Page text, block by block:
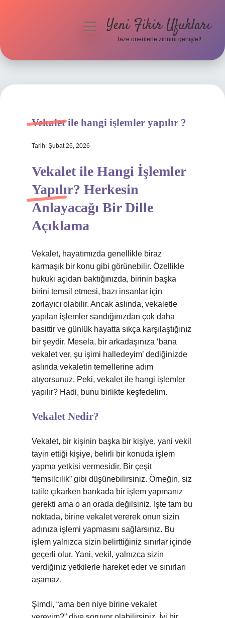
Hakkımızda
menüyüYeni Fikir Ufukları
Taze önerilerle zihnini genişlet!
Vekalet ile hangi işlemler yapılır ?
Tarih: Şubat 26, 2026
Vekalet ile Hangi İşlemler
Yapılır? Herkesin
Anlayacağı Bir Dille
Açıklama
Vekalet, hayatımızda genellikle biraz
karmaşık bir konu gibi görünebilir. Özellikle
hukuki açıdan baktığınızda, birinin başka
birini temsil etmesi, bazı insanlar için
zorlayıcı olabilir. Ancak aslında, vekaletle
yapılan işlemler sandığınızdan çok daha
basittir ve günlük hayatta sıkça karşılaştığınız
bir şeydir. Mesela, bir arkadaşınıza ‘bana
vekalet ver, şu işimi halledeyim’ dediğinizde
aslında vekaletin temellerine adım
atıyorsunuz. Peki, vekalet ile hangi işlemler
yapılır? Hadi, bunu birlikte keşfedelim.
Vekalet Nedir?
Vekalet, bir kişinin başka bir kişiye, yani vekil
tayin ettiği kişiye, belirli bir konuda işlem
yapma yetkisi vermesidir. Bir çeşit
“temsilcilik” gibi düşünebilirsiniz. Örneğin, siz
tatile çıkarken bankada bir işlem yapmanız
gerekti ama o an orada değilsiniz. İşte tam bu
noktada, birine vekalet vererek onun sizin
adınıza işlemi yapmasını sağlarsınız. Bu
işlem yalnızca sizin belirttiğiniz sınırlar içinde
geçerli olur. Yani, vekil, yalnızca sizin
verdiğiniz yetkilerle hareket eder ve sınırları
aşamaz.
Şimdi, “ama ben niye birine vekalet